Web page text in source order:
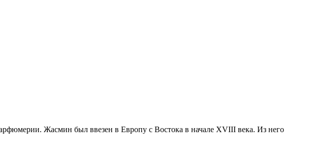
Жасмин был ввезен в Европу с Востока в начале XVIII века. Из него